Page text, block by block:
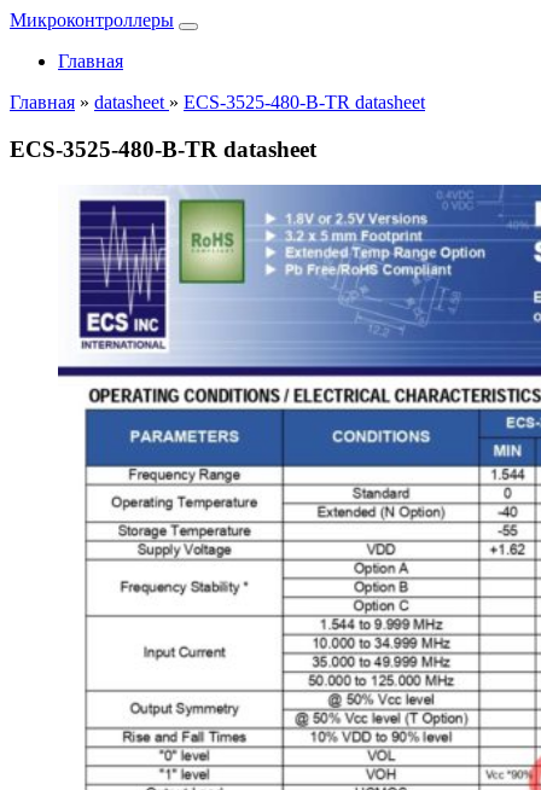
Микроконтроллеры
Главная
Главная » datasheet » ECS-3525-480-B-TR datasheet
ECS-3525-480-B-TR datasheet